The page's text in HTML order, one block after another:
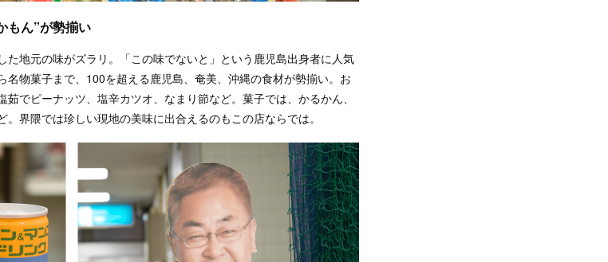
もん”が勢揃い
た地元の味がズラリ。「この味でないと」という鹿児島出身者に人気
物菓子まで、100を超える鹿児島、奄美、沖縄の食材が勢揃い。お
でピーナッツ、塩辛カツオ、なまり節など。菓子では、かるかん、
界隈では珍しい現地の美味に出合えるのもこの店ならでは。